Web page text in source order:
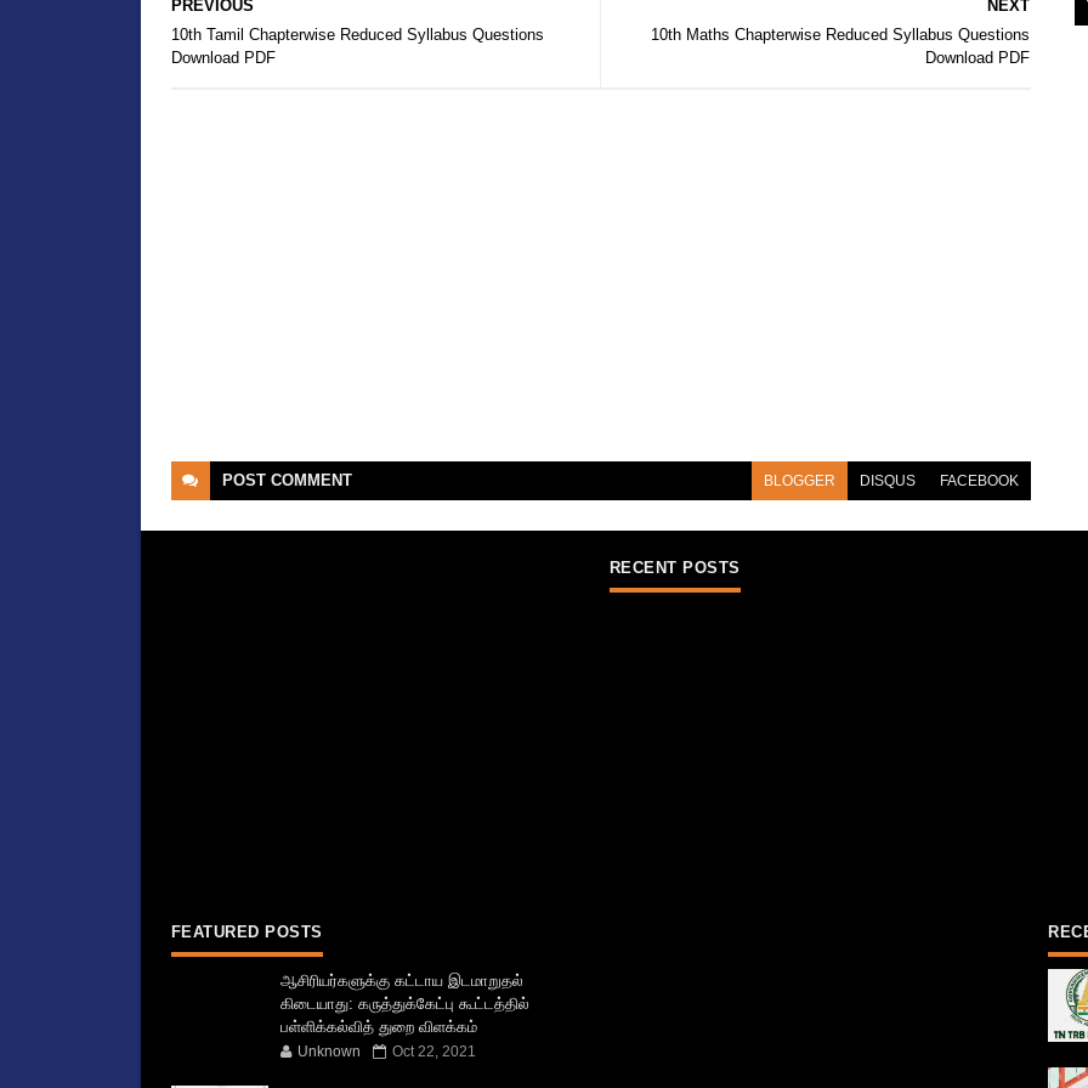
NEXT
10th Maths Chapterwise Reduced Syllabus Questions
Download PDF
PREVIOUS
10th Tamil Chapterwise Reduced Syllabus Questions
Download PDF
POST COMMENT BLOGGER DISQUS FACEBOOK
FEATURED POSTS
ஆசிரியர்களுக்கு கட்டாய இடமாறுதல்
கிடையாது: கருத்துக்கேட்பு கூட்டத்தில்
பள்ளிக்கல்வித் துறை விளக்கம்
Unknown Oct 22, 2021
RECENT POSTS